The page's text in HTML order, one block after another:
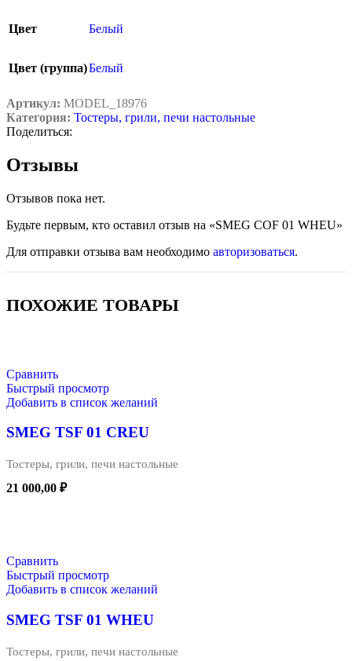
Цвет Белый
Цвет (группа)Белый
Артикул: MODEL_18976
Категория: Тостеры, грили, печи настольные
Поделиться:
Отзывы
Отзывов пока нет.
Будьте первым, кто оставил отзыв на «SMEG COF 01 WHEU»
Для отправки отзыва вам необходимо авторизоваться.
ПОХОЖИЕ ТОВАРЫ
Сравнить
Быстрый просмотр
Добавить в список желаний
SMEG TSF 01 CREU
Тостеры, грили, печи настольные
21 000,00 ₽
Сравнить
Быстрый просмотр
Добавить в список желаний
SMEG TSF 01 WHEU
Тостеры, грили, печи настольные